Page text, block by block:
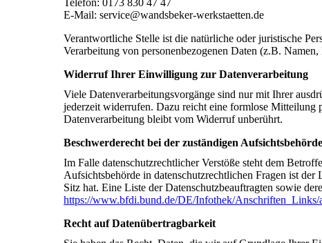
E-Mail: service@wandsbeker-werkstaetten.de
Verantwortliche Stelle ist die natürliche oder juristische
Verarbeitung von personenbezogenen Daten (z.B.
Widerruf Ihrer Einwilligung zur Datenverarbeitung
Viele Datenverarbeitungsvorgänge sind nur mit Ihrer
jederzeit widerrufen. Dazu reicht eine formlose
Datenverarbeitung bleibt vom Widerruf unberührt.
Beschwerderecht bei der zuständigen Aufsichtsbehörde
Im Falle datenschutzrechtlicher Verstöße steht dem
Aufsichtsbehörde in datenschutzrechtlichen Fragen ist der
Sitz hat. Eine Liste der Datenschutzbeauftragten sowie
https://www.bfdi.bund.de/DE/Infothek/Anschriften_Links/
Recht auf Datenübertragbarkeit